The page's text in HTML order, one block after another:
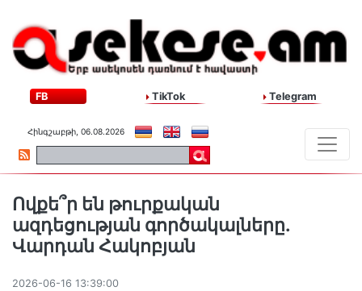
FB TikTok Telegram
Հինգշաբթի, 06.08.2026
Ովքե՞ր են թուրքական
ազդեցության գործակալները.
Վարդան Հակոբյան
2026-06-16 13:39:00